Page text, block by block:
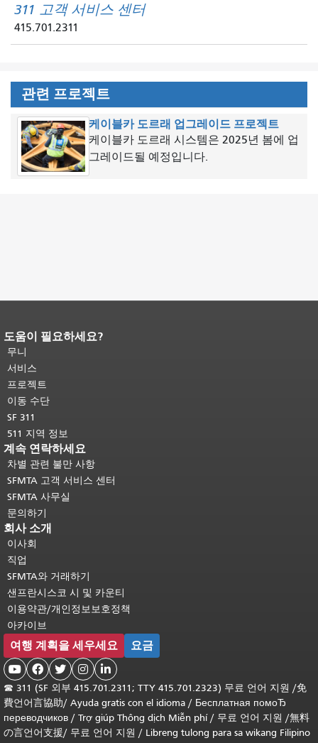
311 고객 서비스 센터
415.701.2311
관련 프로젝트
케이블카 도르래 업그레이드 프로젝트
케이블카 도르래 시스템은 2025년 봄에 업
그레이드될 예정입니다.
페이지 내용 끝입니다.이 페이지의 나
머지 내용은 모든 페이지에 반복됩니
다.메인 콘텐츠 상단으로 돌아가려면
여기를 클릭하십시오
도움이 필요하세요?
무니
서비스
프로젝트
이동 수단
SF 311
511 지역 정보
계속 연락하세요
차별 관련 불만 사항
SFMTA 고객 서비스 센터
SFMTA 사무실
문의하기
회사 소개
이사회
직업
SFMTA와 거래하기
샌프란시스코 시 및 카운티
이용약관/개인정보보호정책
아카이브
여행 계획을 세우세요 요금
    
☎ 311 (SF 외부 415.701.2311; TTY 415.701.2323) 무료 언어 지원 /免
費언어言協助/ Ayuda gratis con el idioma / Бесплатная помоЂ
переводчиков / Trợ giúp Thông dịch Miễn phí/ 무료 언어 지원 /無料
の言언어支援/ 무료 언어 지원 / Libreng tulong para sa wikang Filipino